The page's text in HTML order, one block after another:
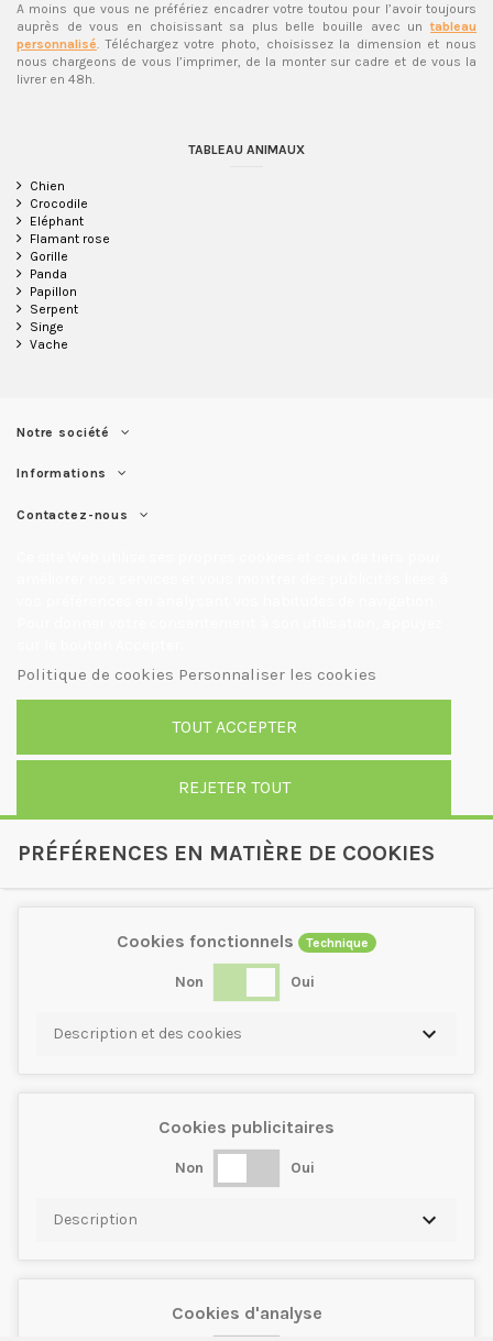
A moins que vous ne préfériez encadrer votre toutou pour l’avoir toujours
auprès de vous en choisissant sa plus belle bouille avec un tableau
personnalisé. Téléchargez votre photo, choisissez la dimension et nous
nous chargeons de vous l’imprimer, de la monter sur cadre et de vous la
livrer en 48h.
TABLEAU ANIMAUX
Chien
Crocodile
Eléphant
Flamant rose
Gorille
Panda
Papillon
Serpent
Singe
Vache
Notre société
Informations
Contactez-nous
Politique de cookies Personnaliser les cookies
REJETER TOUT
TOUT ACCEPTER
PRÉFÉRENCES EN MATIÈRE DE COOKIES
Cookies fonctionnels Technique
Non Oui
Description et des cookies
Cookies publicitaires
Non Oui
Description
Cookies d'analyse